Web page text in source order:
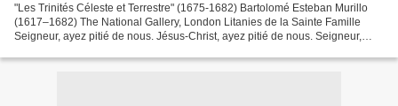
"Les Trinités Céleste et Terrestre" (1675-1682) Bartolomé Esteban Murillo
(1617–1682) The National Gallery, London Litanies de la Sainte Famille
Seigneur, ayez pitié de nous. Jésus-Christ, ayez pitié de nous. Seigneur,